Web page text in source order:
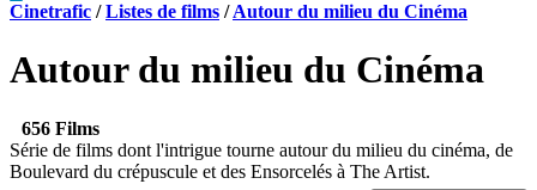
Cinetrafic /Listes de films /Autour du milieu du Cinéma
Autour du milieu du Cinéma
656 Films
Série de films dont l'intrigue tourne autour du milieu du cinéma, de
Boulevard du crépuscule et des Ensorcelés à The Artist.